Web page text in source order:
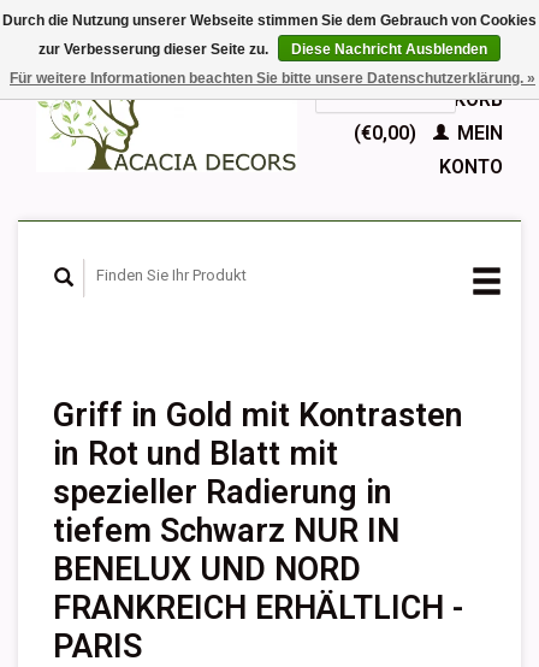
EUR
GBPDeutsch
Nederlands
English
IHR WARENKORB
(€0,00)
MEIN
KONTO
Griff in Gold mit Kontrasten
in Rot und Blatt mit
spezieller Radierung in
tiefem Schwarz NUR IN
BENELUX UND NORD
FRANKREICH ERHÄLTLICH -
PARIS
Durch die Nutzung unserer Webseite stimmen Sie dem Gebrauch von Cookies
zur Verbesserung dieser Seite zu.
Diese Nachricht Ausblenden
Für weitere Informationen beachten Sie bitte unsere Datenschutzerklärung. »